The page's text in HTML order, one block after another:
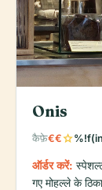
Onis
कैफ़े€€star
ऑर्डर करें:
गए मोहल्ले के